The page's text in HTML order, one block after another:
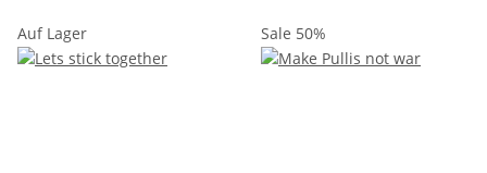
Auf Lager Sale 50%